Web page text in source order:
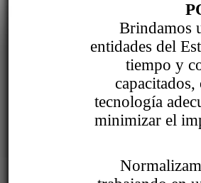
Brindamos
entidades del
tiempo y
tecnología
minimizar el